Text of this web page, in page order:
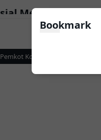
Media
Kotamobagu dan KPP
Bookmark